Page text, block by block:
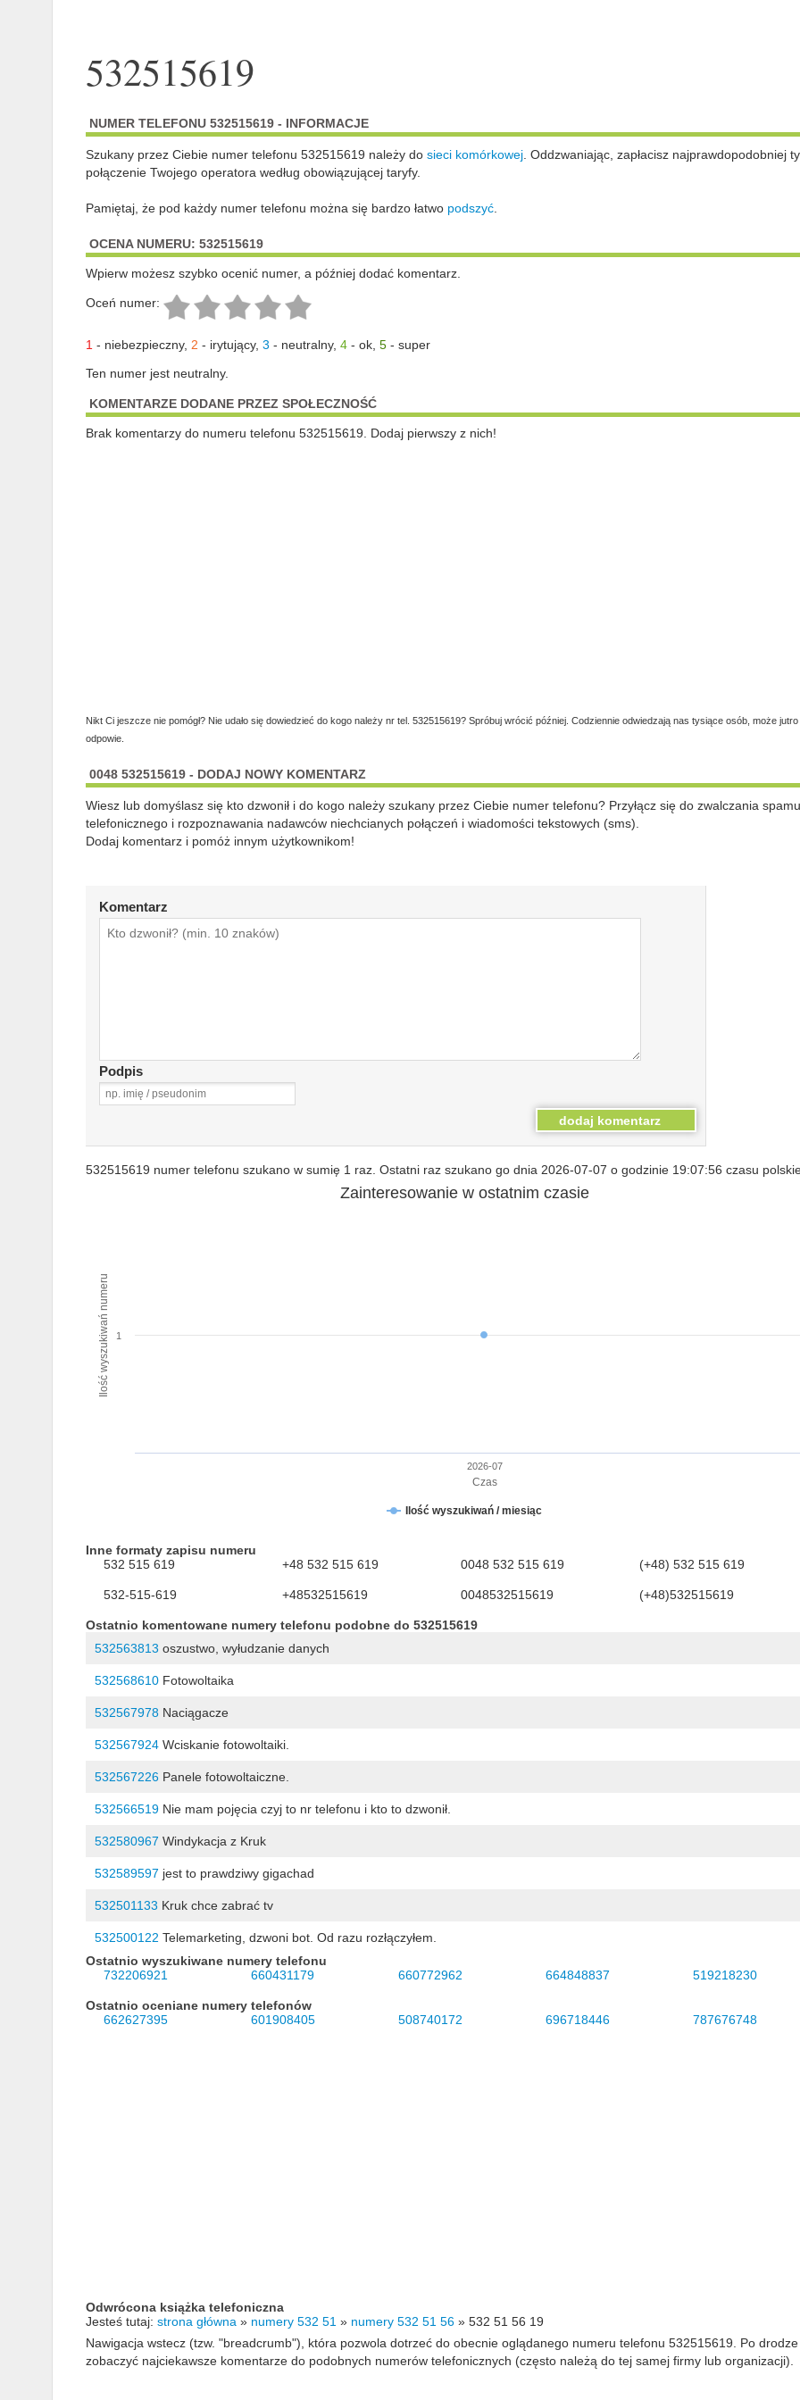
532515619
NUMER TELEFONU 532515619 - INFORMACJE
Szukany przez Ciebie numer telefonu 532515619 należy do sieci komórkowej. Oddzwaniając, zapłacisz najprawdopodobniej
połączenie Twojego operatora według obowiązującej taryfy.
Pamiętaj, że pod każdy numer telefonu można się bardzo łatwo podszyć.
OCENA NUMERU: 532515619
Wpierw możesz szybko ocenić numer, a później dodać komentarz.
Oceń numer:
1- niebezpieczny, 2 - irytujący, 3 - neutralny, 4- ok, 5- super
Ten numer jest neutralny.
KOMENTARZE DODANE PRZEZ SPOŁECZNOŚĆ
Brak komentarzy do numeru telefonu 532515619. Dodaj pierwszy z nich!
Nikt Ci jeszcze nie pomógł? Nie udało się dowiedzieć do kogo należy nr tel. 532515619? Spróbuj wrócić później. Codziennie odwiedzają nas tysiące osób, może
odpowie.
0048 532515619 - DODAJ NOWY KOMENTARZ
Wiesz lub domyślasz się kto dzwonił i do kogo należy szukany przez Ciebie numer telefonu? Przyłącz się do zwalczania spamu
telefonicznego i rozpoznawania nadawców niechcianych połączeń i wiadomości tekstowych (sms).
Dodaj komentarz i pomóż innym użytkownikom!
Komentarz
Podpis
532515619 numer telefonu szukano w sumię 1 raz. Ostatni raz szukano go dnia 2026-07-07 o godzinie 19:07:56 czasu
Czas
Ilość wyszukiwań numeru
Zainteresowanie w ostatnim czasie
Ilość wyszukiwań / miesiąc
2026-07
1
Inne formaty zapisu numeru
532 515 619
+48 532 515 619 0048 532 515 619 (+48) 532 515 619
532-515-619 +48532515619 0048532515619 (+48)532515619
Ostatnio komentowane numery telefonu podobne do 532515619
532563813 oszustwo, wyłudzanie danych
532568610Fotowoltaika
532567978Naciągacze
532567924Wciskanie fotowoltaiki.
532567226Panele fotowoltaiczne.
532566519Nie mam pojęcia czyj to nr telefonu i kto to dzwonił.
532580967 Windykacja z Kruk
532589597 jest to prawdziwy gigachad
532501133 Kruk chce zabrać tv
532500122 Telemarketing, dzwoni bot. Od razu rozłączyłem.
Ostatnio wyszukiwane numery telefonu
732206921
660431179 660772962 664848837 519218230
Ostatnio oceniane numery telefonów
662627395
601908405 508740172 696718446 787676748
Odwrócona książka telefoniczna
Jesteś tutaj: strona główna » numery 532 51 » numery 532 51 56 » 532 51 56 19
Nawigacja wstecz (tzw. "breadcrumb"), która pozwola dotrzeć do obecnie oglądanego numeru telefonu 532515619. Po
zobaczyć najciekawsze komentarze do podobnych numerów telefonicznych (często należą do tej samej firmy lub organizacji).